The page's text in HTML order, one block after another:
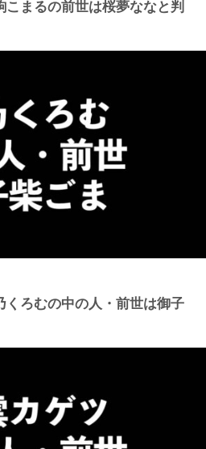
こまるの前世は桜夢ななと判
くろむの中の人・前世は御子